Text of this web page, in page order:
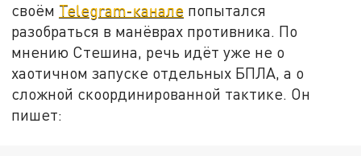
своём Telegram-канале попытался
разобраться в манёврах противника. По
мнению Стешина, речь идёт уже не о
хаотичном запуске отдельных БПЛА, а о
сложной скоординированной тактике. Он
пишет: